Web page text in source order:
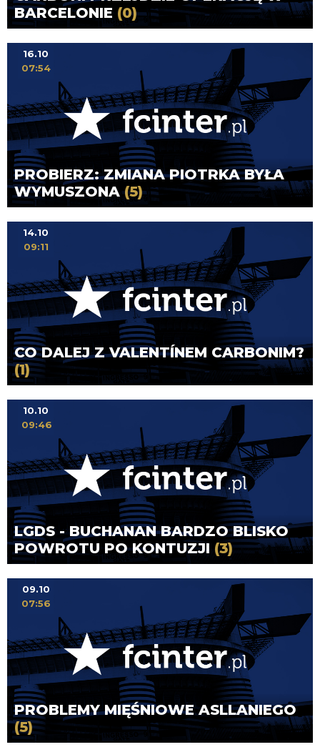
BARCELONIE (0)
PROBIERZ: ZMIANA PIOTRKA BYŁA
WYMUSZONA(5)
16.10
07:54
CO DALEJ Z VALENTÍNEM CARBONIM?
(1)
14.10
09:11
LGDS - BUCHANAN BARDZO BLISKO
POWROTU PO KONTUZJI (3)
10.10
09:46
PROBLEMY MIĘŚNIOWE ASLLANIEGO
(5)
09.10
07:56